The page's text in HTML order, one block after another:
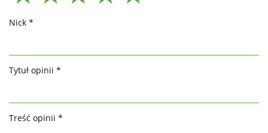
Nick *
Tytuł opinii *
Treść opinii *